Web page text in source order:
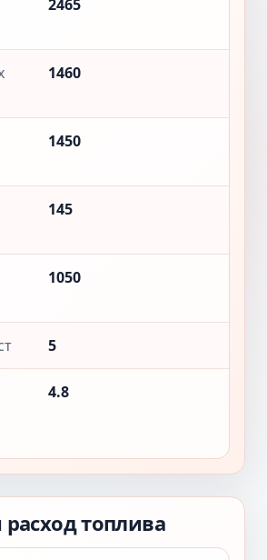
2465
1460
1450
145
1050
5
4.8
топлива